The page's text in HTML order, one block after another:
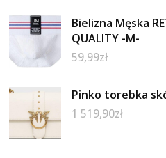
Bielizna Męska
QUALITY -M-
59,99zł
Pinko torebka
1 519,90zł